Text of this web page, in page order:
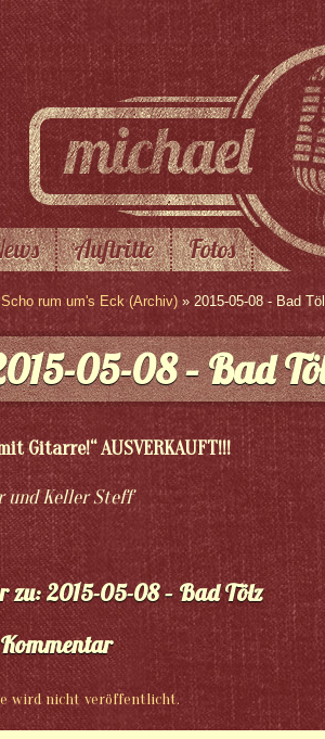
Auftritte Fotos
Scho rum um's Eck (Archiv) » 2015-05-08 - Bad
05-08 – Bad
Gitarre!“ AUSVERKAUFT!!!
und Keller Steff
zu: 2015-05-08 – Bad Tölz
wird nicht veröffentlicht.